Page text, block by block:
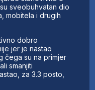
sveobuhvatan dio
mobitela i drugih
dobro
jer je nastao
čega su na primjer
smanjiti
za 3.3 posto,